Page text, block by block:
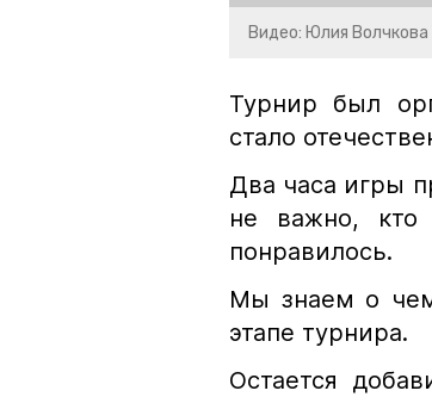
Видео: Юлия
Турнир был
стало
Два часа игры
не важно, кто
понравилось.
Мы знаем о
этапе турнира.
Остается